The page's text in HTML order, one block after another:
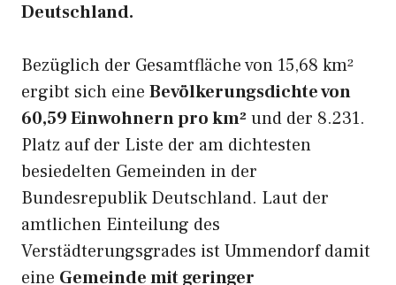
Deutschland.
Bezüglich der Gesamtfläche von 15,68 km²
ergibt sich eine Bevölkerungsdichte von
60,59 Einwohnern pro km² und der 8.231.
Platz auf der Liste der am dichtesten
besiedelten Gemeinden in der
Bundesrepublik Deutschland. Laut der
amtlichen Einteilung des
Verstädterungsgrades ist Ummendorf damit
eine Gemeinde mit geringer